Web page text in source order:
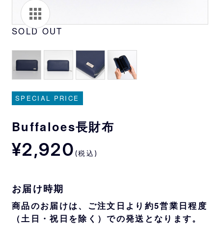
SOLD OUT
SPECIAL PRICE
Buffaloes長財布
¥2,920 (税込)
お届け時期
商品のお届けは、ご注文日より約5営業日程度
（土日・祝日を除く）での発送となります。